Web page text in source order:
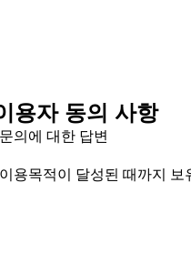
용자 동의 사항
의에 대한 답변
용목적이 달성된 때까지 보